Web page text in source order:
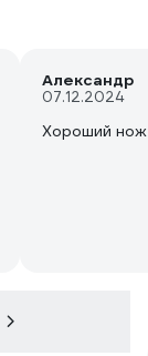
Александр
07.12.2024
Хороший нож